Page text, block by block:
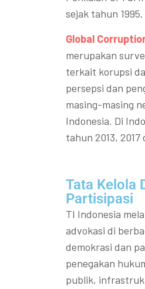
sejak tahun 1995.
Global
merupakan
terkait korupsi
persepsi dan
masing-masing
Indonesia. Di
tahun 2013, 2017
Tata Kelola
Partisipasi​
TI Indonesia
advokasi di
demokrasi dan
penegakan
publik,